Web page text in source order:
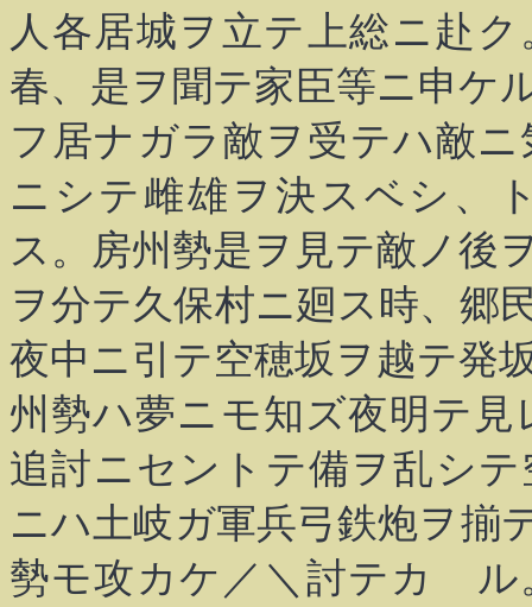
人各居城ヲ立テ上総ニ赴
春、是ヲ聞テ家臣等ニ申ケ
フ居ナガラ敵ヲ受テハ敵
ニシテ雌雄ヲ決スベシ、
ス。房州勢是ヲ見テ敵ノ後
ヲ分テ久保村ニ廻ス時、郷
夜中ニ引テ空穂坂ヲ越テ発
州勢ハ夢ニモ知ズ夜明テ
追討ニセントテ備ヲ乱シ
ニハ土岐ガ軍兵弓鉄炮ヲ揃
勢モ攻カケ／＼討テカゝ